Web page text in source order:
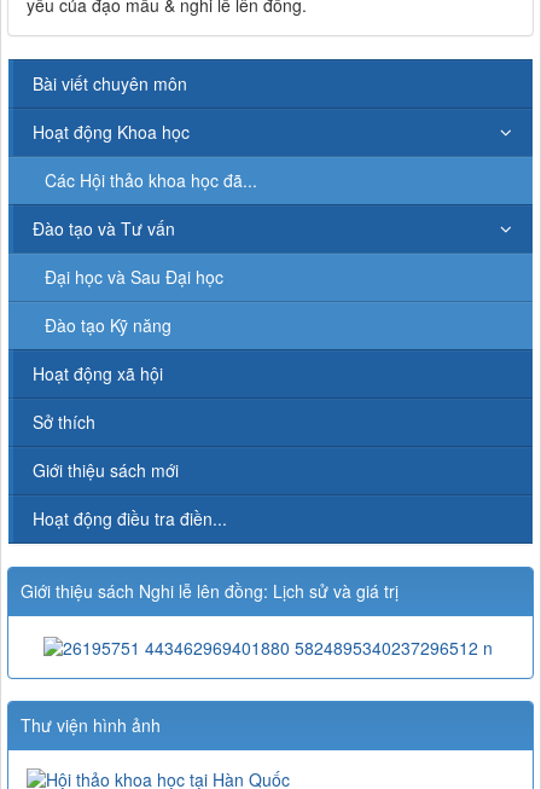
yếu của đạo mẫu & nghi lễ lên đồng.
Bài viết chuyên môn
Hoạt động Khoa học
Các Hội thảo khoa học đã...
Đào tạo và Tư vấn
Đại học và Sau Đại học
Đào tạo Kỹ năng
Hoạt động xã hội
Sở thích
Giới thiệu sách mới
Hoạt động điều tra điền...
Giới thiệu sách Nghi lễ lên đồng: Lịch sử và giá trị
Thư viện hình ảnh